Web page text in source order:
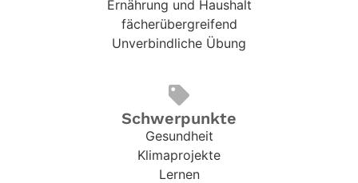
Ernährung und Haushalt
fächerübergreifend
Unverbindliche Übung
Schwerpunkte
Gesundheit
Klimaprojekte
Lernen